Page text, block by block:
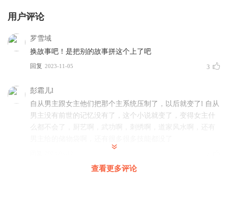
用户评论
罗雪域
换故事吧！是把别的故事拼这个上了吧
回复 2023-11-05 3
彭霜儿l
自从男主跟女主他们把那个主系统压制了，以后就变了l 自从
男主没有前世的记忆没有了，这个小说就变了，变得女主什
么都不会了，厨艺啊，武功啊，刺绣啊，道家风水啊，还有
查看更多评论